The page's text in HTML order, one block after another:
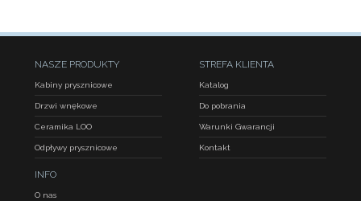
NASZE PRODUKTY
Kabiny prysznicowe
Drzwi wnękowe
Ceramika LOO
Odpływy prysznicowe
STREFA KLIENTA
Katalog
Do pobrania
Warunki Gwarancji
Kontakt
INFO
O nas